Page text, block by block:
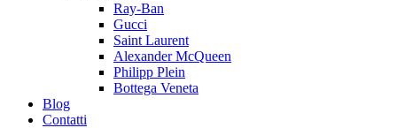
Ray-Ban
Gucci
Saint Laurent
Alexander McQueen
Philipp Plein
Bottega Veneta
Blog
Contatti